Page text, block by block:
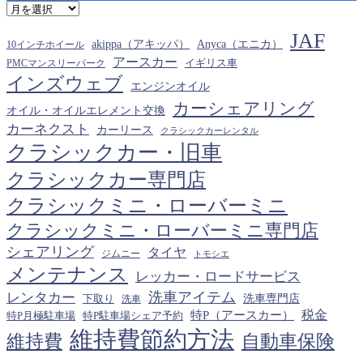
ア
カ
イ
ブ
10インチホイール akippa（アキッパ） Anyca（エニカ） JAF
PMCマンスリーパーク アースカー イギリス車
インズウェブ エンジンオイル
オイル・オイルエレメント交換 カーシェアリング
カーネクスト カーリース クラシックカーレンタル
クラシックカー・旧車
クラシックカー専門店
クラシックミニ・ローバーミニ
クラシックミニ・ローバーミニ専門店
シェアリング ジムニー タイヤ トモシエ
メンテナンス
レッカー・ロードサービス
レンタカー
下取り 洗車 洗車アイテム
洗車専門店
特P月極駐車場
特P駐車場シェア予約 特P（アースカー） 税金
維持費 維持費節約方法 自動車保険